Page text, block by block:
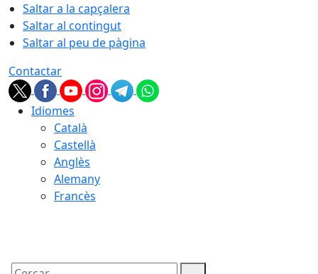
Saltar a la capçalera
Saltar al contingut
Saltar al peu de pàgina
Contactar
Idiomes
Català
Castellà
Anglès
Alemany
Francès